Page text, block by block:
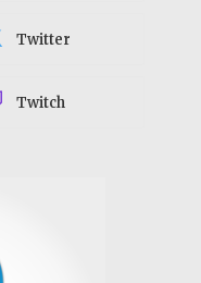
Twitter
Twitch